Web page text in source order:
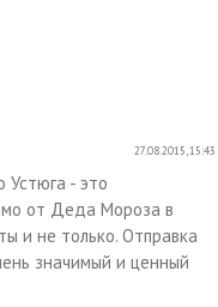
27.08.2015, 15:43
Устюга - это
от Деда Мороза в
и не только. Отправка
значимый и ценный